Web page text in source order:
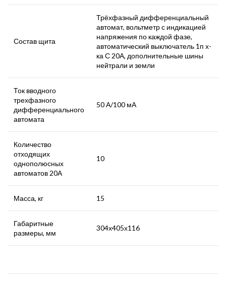
Состав щита
Трёхфазный дифференциальный
автомат, вольтметр с индикацией
напряжения по каждой фазе,
автоматический выключатель 1п х-
ка С 20А, дополнительные шины
нейтрали и земли
Ток вводного
трехфазного
дифференциального
автомата
50 А/100 мА
Количество
отходящих
однополюсных
автоматов 20А
10
Масса, кг 15
Габаритные
размеры, мм
304х405х116